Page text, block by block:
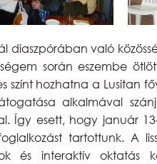
diaszpórában való
során eszembe
színt hozhatna a Lusitan
alkalmával
Így esett, hogy január
tartottunk. A
és interaktív oktatás